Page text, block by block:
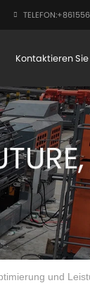
TELEFON:
Kontaktieren Sie
und